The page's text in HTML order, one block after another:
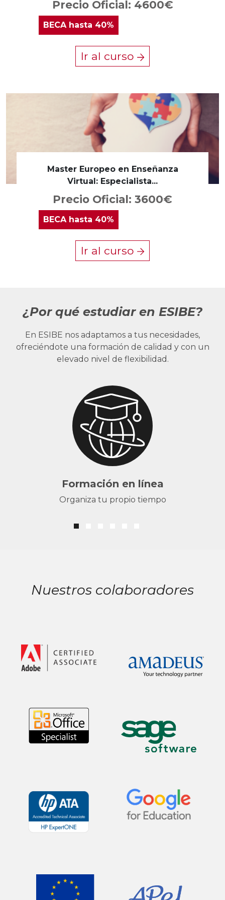
Precio Oficial: 4600€
BECAhasta 40%
Ir al curso
Master Europeo en Enseñanza
Virtual: Especialista...
Precio Oficial: 3600€
BECA hasta 40%
Ir al curso
¿Por qué estudiar en ESIBE?
En ESIBE nos adaptamos a tus necesidades,
ofreciéndote una formación de calidad y con un
elevado nivel de flexibilidad.
Formación en línea
Organiza tu propio tiempo
Nuestros colaboradores